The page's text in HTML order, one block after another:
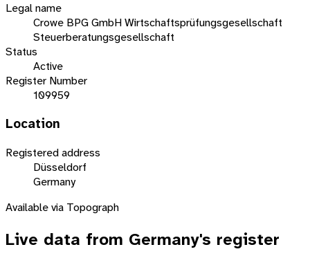
Legal name
Crowe BPG GmbH Wirtschaftsprüfungsgesellschaft
Steuerberatungsgesellschaft
Status
Active
Register Number
109959
Location
Registered address
Düsseldorf
Germany
Available via Topograph
Live data from Germany's register